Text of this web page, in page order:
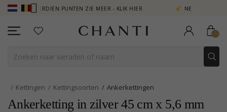
VERDIEN PUNTEN ZIE MEER - KLIK HIER NEW COLLECTION | AURA
Kettingen Kettingsoorten Ankerkettingen
Ankerketting in zilver 45 cm x 5,6 mm